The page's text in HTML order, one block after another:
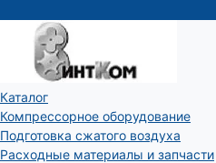
Каталог
Компрессорное оборудование
Подготовка сжатого воздуха
Расходные материалы и запчасти